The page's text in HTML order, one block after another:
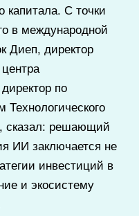
капитала. С точки
в международной
Диеп, директор
по
сказал: решающий
ИИ заключается не
инвестиций в
и экосистему